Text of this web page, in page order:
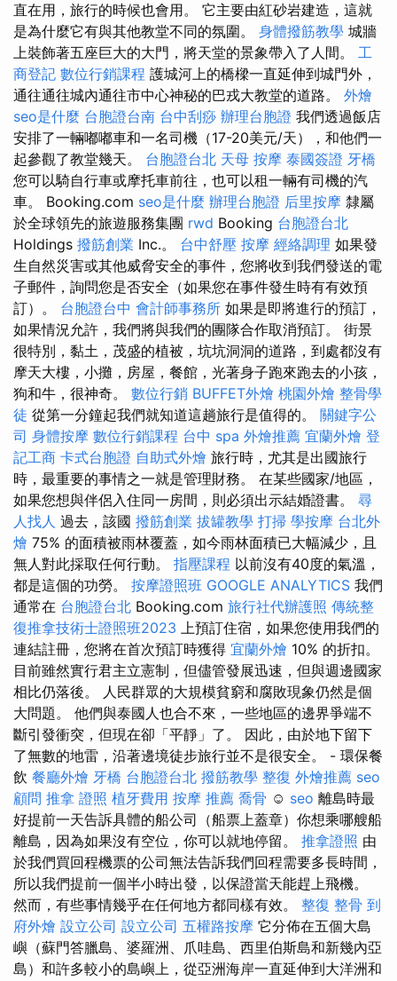
直在用，旅行的時候也會用。 它主要由紅砂岩建造，這就
是為什麼它有與其他教堂不同的氛圍。 身體撥筋教學 城牆
上裝飾著五座巨大的大門，將天堂的景象帶入了人間。 工
商登記 數位行銷課程 護城河上的橋樑一直延伸到城門外，
通往通往城內通往市​​中心神秘的巴戎大教堂的道路。 外燴
seo是什麼 台胞證台南 台中刮痧 辦理台胞證 我們透過飯店
安排了一輛嘟嘟車和一名司機（17-20美元/天），和他們一
起參觀了教堂幾天。 台胞證台北 天母 按摩 泰國簽證 牙橋
您可以騎自行車或摩托車前往，也可以租一輛有司機的汽
車。 Booking.com seo是什麼 辦理台胞證 后里按摩 隸屬
於全球領先的旅遊服務集團 rwd Booking 台胞證台北
Holdings 撥筋創業 Inc.。 台中舒壓 按摩 經絡調理 如果發
生自然災害或其他威脅安全的事件，您將收到我們發送的電
子郵件，詢問您是否安全（如果您在事件發生時有有效預
訂）。 台胞證台中 會計師事務所 如果是即將進行的預訂，
如果情況允許，我們將與我們的團隊合作取消預訂。 街景
很特別，黏土，茂盛的植被，坑坑洞洞的道路，到處都沒有
摩天大樓，小攤，房屋，餐館，光著身子跑來跑去的小孩，
狗和牛，很神奇。 數位行銷 BUFFET外燴 桃園外燴 整骨學
徒 從第一分鐘起我們就知道這趟旅行是值得的。 關鍵字公
司 身體按摩 數位行銷課程 台中 spa 外燴推薦 宜蘭外燴 登
記工商 卡式台胞證 自助式外燴 旅行時，尤其是出國旅行
時，最重要的事情之一就是管理財務。 在某些國家/地區，
如果您想與伴侶入住同一房間，則必須出示結婚證書。 尋
人找人 過去，該國 撥筋創業 拔罐教學 打掃 學按摩 台北外
燴 75% 的面積被雨林覆蓋，如今雨林面積已大幅減少，且
無人對此採取任何行動。 指壓課程 以前沒有40度的氣溫，
都是這個的功勞。 按摩證照班 GOOGLE ANALYTICS 我們
通常在 台胞證台北 Booking.com 旅行社代辦護照 傳統整
復推拿技術士證照班2023 上預訂住宿，如果您使用我們的
連結註冊，您將在首次預訂時獲得 宜蘭外燴 10% 的折扣。
目前雖然實行君主立憲制，但儘管發展迅速，但與週邊國家
相比仍落後。 人民群眾的大規模貧窮和腐敗現象仍然是個
大問題。 他們與泰國人也合不來，一些地區的邊界爭端不
斷引發衝突，但現在卻「平靜」了。 因此，由於地下留下
了無數的地雷，沿著邊境徒步旅行並不是很安全。 - 環保餐
飲 餐廳外燴 牙橋 台胞證台北 撥筋教學 整復 外燴推薦 seo
顧問 推拿 證照 植牙費用 按摩 推薦 喬骨 ☺️ seo 離島時最
好提前一天告訴具體的船公司（船票上蓋章）你想乘哪艘船
離島，因為如果沒有空位，你可以就地停留。 推拿證照 由
於我們買回程機票的公司無法告訴我們回程需要多長時間，
所以我們提前一個半小時​​出發，以保證當天能趕上飛機。
然而，有些事情幾乎在任何地方都同樣有效。 整復 整骨 到
府外燴 設立公司 設立公司 五權路按摩 它分佈在五個大島
嶼（蘇門答臘島、婆羅洲、爪哇島、西里伯斯島和新幾內亞
島）和許多較小的島嶼上，從亞洲海岸一直延伸到大洋洲和